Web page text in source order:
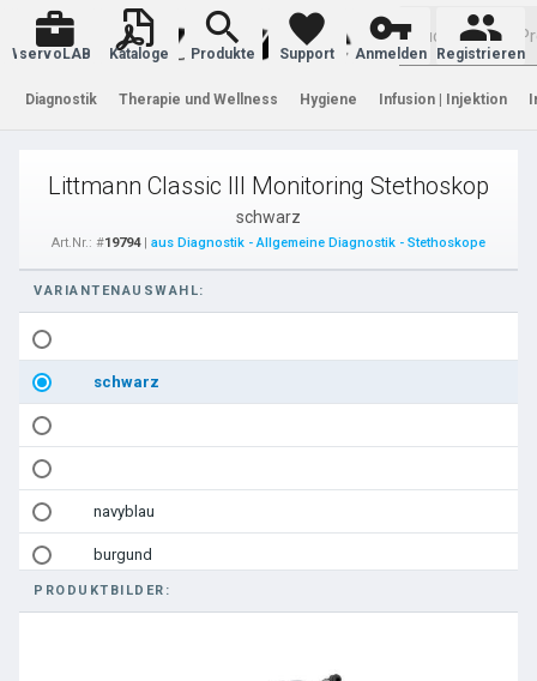
Warenkorb
servoLAB Kataloge Produkte Support Anmelden Registrieren
Diagnostik Therapie und Wellness Hygiene Infusion | Injektion
Littmann Classic III Monitoring Stethoskop
schwarz
Art.Nr.: #19794| aus Diagnostik - Allgemeine Diagnostik - Stethoskope
VARIANTENAUSWAHL:
schwarz
navyblau
burgund
grau
PRODUKTBILDER: